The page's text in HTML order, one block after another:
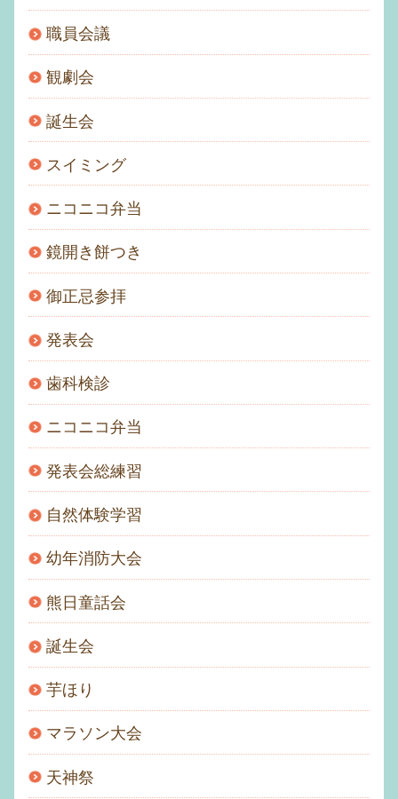
職員会議
観劇会
誕生会
スイミング
ニコニコ弁当
鏡開き餅つき
御正忌参拝
発表会
歯科検診
ニコニコ弁当
発表会総練習
自然体験学習
幼年消防大会
熊日童話会
誕生会
芋ほり
マラソン大会
天神祭